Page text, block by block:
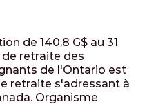
de 140,8 G$ au 31
de retraite des
de l'Ontario est
retraite s'adressant à
Organisme